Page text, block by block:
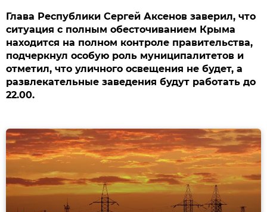
Глава Республики Сергей Аксенов заверил, что
ситуация с полным обесточиванием Крыма
находится на полном контроле правительства,
подчеркнул особую роль муниципалитетов и
отметил, что уличного освещения не будет, а
развлекательные заведения будут работать до
22.00.